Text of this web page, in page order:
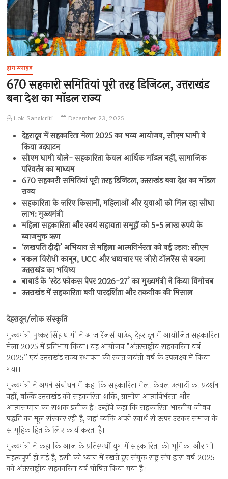
होम स्लाइड
670 सहकारी समितियां पूरी तरह डिजिटल, उत्तराखंड
बना देश का मॉडल राज्य
Lok Sanskriti December 23, 2025
देहरादून में सहकारिता मेला 2025 का भव्य आयोजन, सीएम धामी ने
किया उदघाटन
सीएम धामी बोले- सहकारिता केवल आर्थिक मॉडल नहीं, सामाजिक
परिवर्तन का माध्यम
670 सहकारी समितियां पूरी तरह डिजिटल, उत्तराखंड बना देश का मॉडल
राज्य
सहकारिता के ज़रिए किसानों, महिलाओं और युवाओं को मिल रहा सीधा
लाभ: मुख्यमंत्री
महिला सहकारिता और स्वयं सहायता समूहों को 5-5 लाख रुपये के
ब्याजमुक्त ऋण
‘लखपति दीदी’ अभियान से महिला आत्मनिर्भरता को नई उड़ान: सीएम
नकल विरोधी कानून, UCC और भ्रष्टाचार पर जीरो टॉलरेंस से बदला
उत्तराखंड का भविष्य
नाबार्ड के ‘स्टेट फोकस पेपर 2026-27’ का मुख्यमंत्री ने किया विमोचन
उत्तराखंड में सहकारिता बनी पारदर्शिता और तकनीक की मिसाल
देहरादून/लोक संस्कृति
मुख्यमंत्री पुष्कर सिंह धामी ने आज रेंजर्स ग्राउंड, देहरादून में आयोजित सहकारिता
मेला 2025 में प्रतिभाग किया। यह आयोजन “अंतरराष्ट्रीय सहकारिता वर्ष
2025” एवं उत्तराखंड राज्य स्थापना की रजत जयंती वर्ष के उपलक्ष्य में किया
गया।
मुख्यमंत्री ने अपने संबोधन में कहा कि सहकारिता मेला केवल उत्पादों का प्रदर्शन
नहीं, बल्कि उत्तराखंड की सहकारिता शक्ति, ग्रामीण आत्मनिर्भरता और
आत्मसम्मान का सशक्त प्रतीक है। उन्होंने कहा कि सहकारिता भारतीय जीवन
पद्धति का मूल संस्कार रही है, जहां व्यक्ति अपने स्वार्थ से ऊपर उठकर समाज के
सामूहिक हित के लिए कार्य करता है।
मुख्यमंत्री ने कहा कि आज के प्रतिस्पर्धी युग में सहकारिता की भूमिका और भी
महत्वपूर्ण हो गई है, इसी को ध्यान में रखते हुए संयुक्त राष्ट्र संघ द्वारा वर्ष 2025
को अंतरराष्ट्रीय सहकारिता वर्ष घोषित किया गया है।